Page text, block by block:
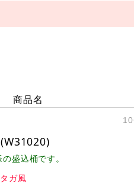
商品名
盛込桶です。
ガ風